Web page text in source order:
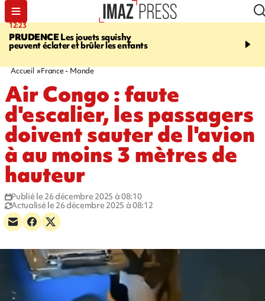
12:23
PRUDENCELes jouets squishy
peuvent éclater et brûler les enfants
15:54
inquiétante - un appel
Accueil France - Monde
Air Congo : faute
d'escalier, les passagers
doivent sauter de l'avion
à au moins 3 mètres de
hauteur
Publié le 26 décembre 2025 à 08:10
Actualisé le 26 décembre 2025 à 08:12